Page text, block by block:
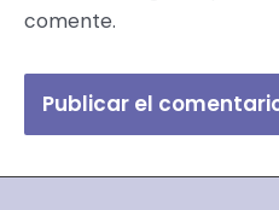
comente.